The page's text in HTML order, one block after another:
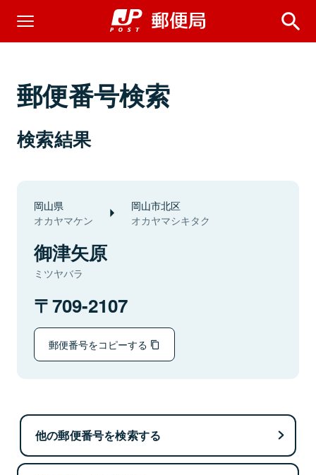
郵便番号検索
検索結果
岡山県
オカヤマケン
岡山市北区
オカヤマシキタク
御津矢原
ミツヤバラ
709-2107
郵便番号をコピーする
他の郵便番号を検索する